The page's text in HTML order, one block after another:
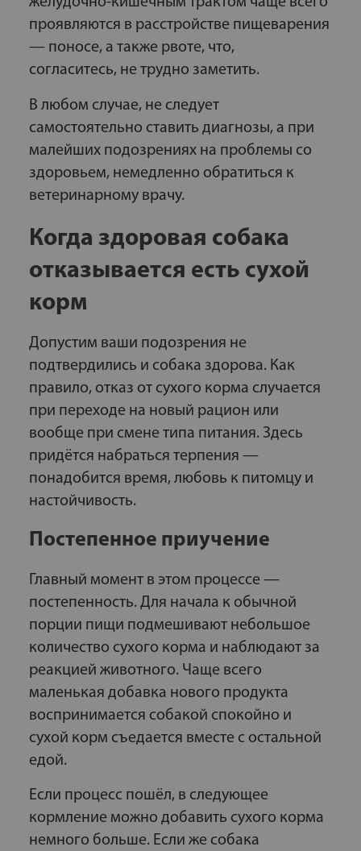
проявляются в расстройстве пищеварения
— поносе, а также рвоте, что,
согласитесь, не трудно заметить.
В любом случае, не следует
самостоятельно ставить диагнозы, а при
малейших подозрениях на проблемы со
здоровьем, немедленно обратиться к
ветеринарному врачу.
Когда здоровая собака
отказывается есть сухой
корм
Допустим ваши подозрения не
подтвердились и собака здорова. Как
правило, отказ от сухого корма случается
при переходе на новый рацион или
вообще при смене типа питания. Здесь
придётся набраться терпения —
понадобится время, любовь к питомцу и
настойчивость.
Постепенное приучение
Главный момент в этом процессе —
постепенность. Для начала к обычной
порции пищи подмешивают небольшое
количество сухого корма и наблюдают за
реакцией животного. Чаще всего
маленькая добавка нового продукта
воспринимается собакой спокойно и
сухой корм съедается вместе с остальной
едой.
Если процесс пошёл, в следующее
кормление можно добавить сухого корма
немного больше. Если же собака